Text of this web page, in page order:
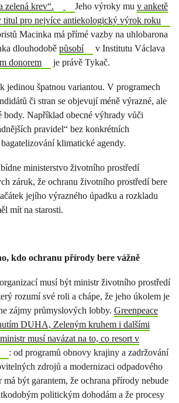
zelená krev“.
Jeho výroky mu v anketě
titul pro nejvíce antiekologický výrok roku
Macinka má přímé vazby na uhlobarona
dlouhodobě působí
v Institutu Václava
donorem je právě Tykač.
jedinou špatnou variantou. V programech
či stran se objevují méně výrazné, ale
body. Například obecné výhrady vůči
pravidel“ bez konkrétních
klimatické agendy.
ministerstvo životního prostředí
záruk, že ochranu životního prostředí bere
jejího výrazného úpadku a rozkladu
mít na starosti.
kdo ochranu přírody bere vážně
musí být ministr životního prostředí
rozumí své roli a chápe, že jeho úkolem je
zájmy průmyslových lobby. Greenpeace
DUHA, Zeleným kruhem i dalšími
musí navázat na to, co resort v
: od programů obnovy krajiny a zadržování
zdrojů a modernizaci odpadového
být garantem, že ochrana přírody nebude
politickým dohodám a že procesy